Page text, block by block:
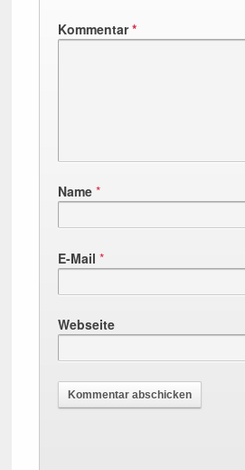
Kommentar*
Name *
E-Mail *
Webseite